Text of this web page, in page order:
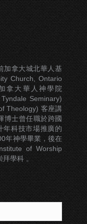
加拿大城北華人基
Church, Ontario
拿大華人神學院
Seminary)
Theology) 客座講
博士曾任職於跨國
年科技市場推廣的
年神學畢業，後在
of Worship
學科 。